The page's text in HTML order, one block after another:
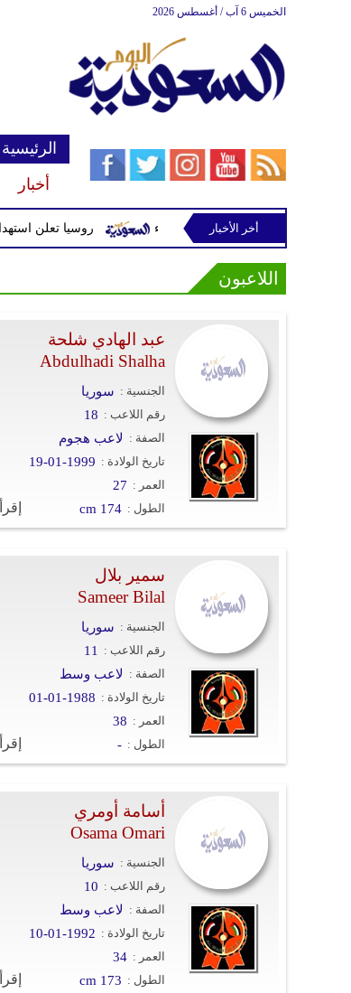
الخميس 6 آب / أغسطس 2026
الرئيسية
أخبار
روسيا تعلن أسلحة للحوثيين غربي صنعاء
أخر الأخبار
اللاعبون
عبد الهادي شلحة
Abdulhadi Shalha
الجنسية : سوريا
رقم اللاعب : 18
الصفة : لاعب هجوم
تاريخ الولادة : 19-01-1999
العمر : 27
الطول : cm 174
سمير بلال
Sameer Bilal
الجنسية : سوريا
رقم اللاعب : 11
الصفة : لاعب وسط
تاريخ الولادة : 01-01-1988
العمر : 38
الطول : -
أسامة أومري
Osama Omari
الجنسية : سوريا
رقم اللاعب : 10
الصفة : لاعب وسط
تاريخ الولادة : 10-01-1992
العمر : 34
الطول : cm 173